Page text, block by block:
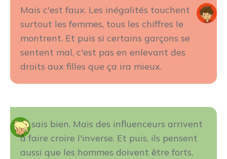
Mais c'est faux. Les inégalités touchent
surtout les femmes, tous les chiffres le
montrent. Et puis si certains garçons se
sentent mal, c'est pas en enlevant des
droits aux filles que ça ira mieux.
Je sais bien. Mais des influenceurs arrivent
à faire croire l'inverse. Et puis, ils pensent
aussi que les hommes doivent être forts,